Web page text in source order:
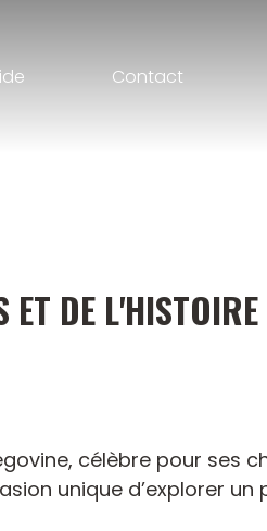
Contact
ET DE L'HISTOIRE
célèbre pour ses
unique d’explorer